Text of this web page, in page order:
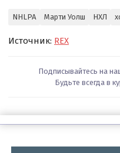
NHLPA Марти Уолш НХЛ
Источник: REX
Подписывайтесь на
Будьте всегда в